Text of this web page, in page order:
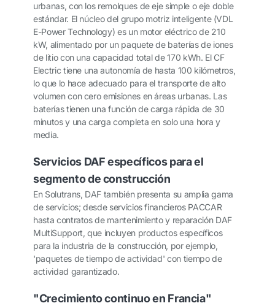
urbanas, con los remolques de eje simple o eje doble
estándar. El núcleo del grupo motriz inteligente (VDL
E-Power Technology) es un motor eléctrico de 210
kW, alimentado por un paquete de baterías de iones
de litio con una capacidad total de 170 kWh. El CF
Electric tiene una autonomía de hasta 100 kilómetros,
lo que lo hace adecuado para el transporte de alto
volumen con cero emisiones en áreas urbanas. Las
baterías tienen una función de carga rápida de 30
minutos y una carga completa en solo una hora y
media.
Servicios DAF específicos para el
segmento de construcción
En Solutrans, DAF también presenta su amplia gama
de servicios; desde servicios financieros PACCAR
hasta contratos de mantenimiento y reparación DAF
MultiSupport, que incluyen productos específicos
para la industria de la construcción, por ejemplo,
'paquetes de tiempo de actividad' con tiempo de
actividad garantizado.
"Crecimiento continuo en Francia"